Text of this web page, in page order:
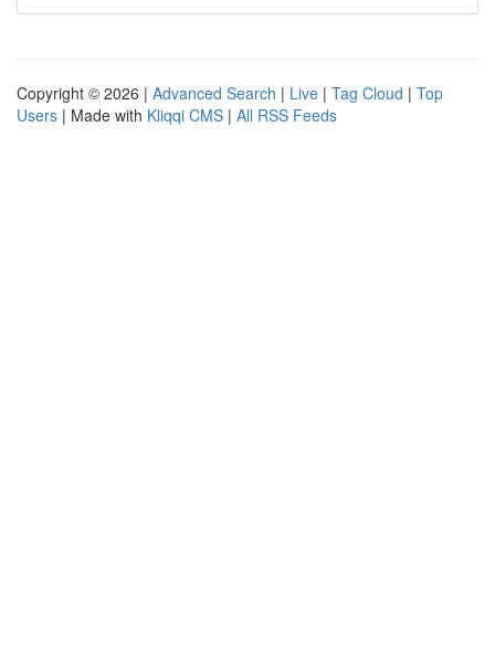
Copyright © 2026 | Advanced Search | Live | Tag Cloud | Top
Users | Made with Kliqqi CMS | All RSS Feeds